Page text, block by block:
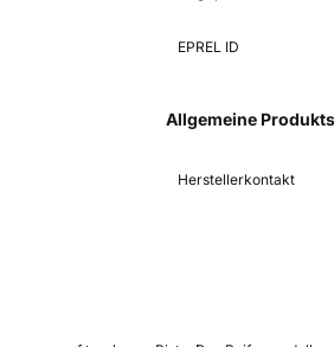
EPREL ID
Allgemeine
Herstellerkontakt